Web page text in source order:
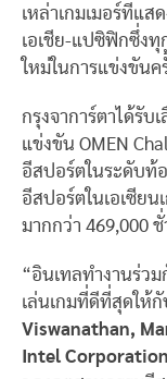
เหล่าเกมเมอร์ที่แ
เอเชีย-แปซิฟิกซึ่ง
ใหม่ในการแข่งขันค
กรุงจาการ์ตาได้รับ
แข่งขัน OMEN
อีสปอร์ตในระดับท้
อีสปอร์ตในเอเซีย
มากกว่า 469,000
“อินเทลทำงานร่ว
เล่นเกมที่ดีที่สุดให้
Viswanathan,
Intel Corporation